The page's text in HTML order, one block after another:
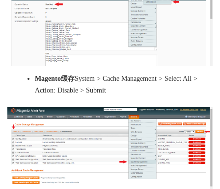
Magento缓存System > Cache Management > Select All >
Action: Disable > Submit